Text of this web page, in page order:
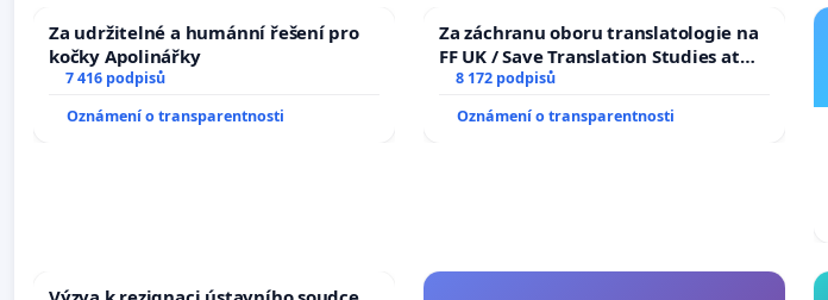
Za udržitelné a humánní řešení pro
kočky Apolinářky
7 416 podpisů
Oznámení o transparentnosti
Za záchranu oboru translatologie na
FF UK / Save Translation Studies at
the Faculty of Arts, Charles
8 172 podpisů
Oznámení o transparentnosti